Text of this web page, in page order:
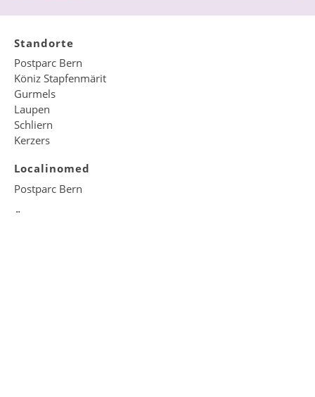
Standorte
Postparc Bern
Köniz Stapfenmärit
Gurmels
Laupen
Schliern
Kerzers
Localinomed
Postparc Bern
Über uns